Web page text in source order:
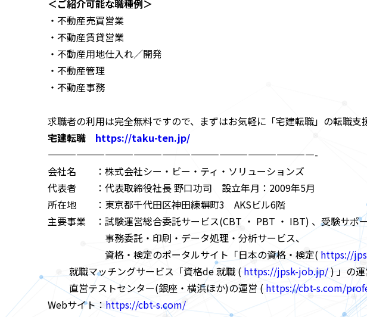
＜ご紹介可能な職種例＞
・不動産売買営業
・不動産賃貸営業
・不動産用地仕入れ／開発
・不動産管理
・不動産事務
求職者の利用は完全無料ですので、まずはお気軽に「宅建転職」の転職支
宅建転職 https://taku-ten.jp/
————————————————————————————-
会社名 ：株式会社シー・ビー・ティ・ソリューションズ
代表者 ：代表取締役社長 野口功司 設立年月：2009年5月
所在地 ：東京都千代田区神田練塀町3 AKSビル6階
主要事業 ：試験運営総合委託サービス(CBT ・ PBT ・ IBT) 、受験サポ
事務委託・印刷・データ処理・分析サービス、
資格・検定のポータルサイト「日本の資格・検定( https://
就職マッチングサービス「資格de 就職 ( https://jpsk-job.jp/) 」の運
直営テストセンター(銀座・横浜ほか)の運営 ( https://cbt-s.com/
Webサイト：https://cbt-s.com/